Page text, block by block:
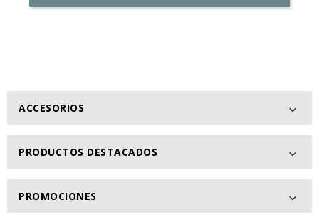
ACCESORIOS 
PRODUCTOS DESTACADOS 
PROMOCIONES 